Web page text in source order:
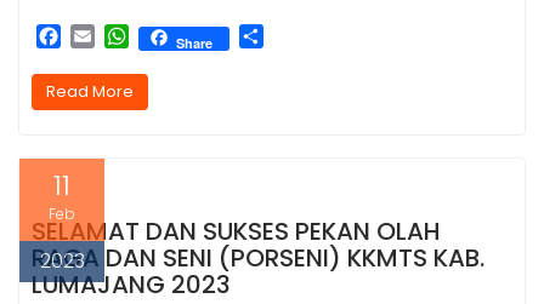
c
e
o
o
k
a
i
W
h
a
t
Share
Read More
11
Feb
2023
SELAMAT DAN SUKSES PEKAN OLAH
RAGA DAN SENI (PORSENI) KKMTS KAB.
LUMAJANG 2023